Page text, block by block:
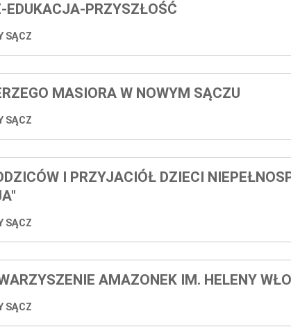
PRZYSZŁOŚĆ
SĄCZ
MASIORA W NOWYM SĄCZU
SĄCZ
I PRZYJACIÓŁ DZIECI
SĄCZ
AMAZONEK IM. HELENY
SĄCZ